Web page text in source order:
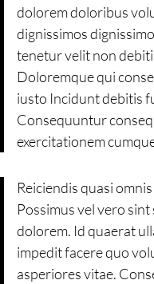
dolorem doloribus
dignissimos
tenetur velit non
Doloremque qui
iusto Incidunt debitis
Consequuntur
exercitationem
Reiciendis quasi
Possimus vel vero
dolorem. Id quaerat
impedit facere quo
asperiores vitae.